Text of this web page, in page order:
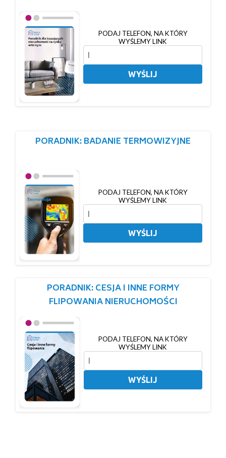
PODAJ TELEFON, NA KTÓRY
WYŚLEMY LINK
WYŚLIJ
PORADNIK: BADANIE TERMOWIZYJNE
PODAJ TELEFON, NA KTÓRY
WYŚLEMY LINK
WYŚLIJ
PORADNIK: CESJA I INNE FORMY
FLIPOWANIA NIERUCHOMOŚCI
PODAJ TELEFON, NA KTÓRY
WYŚLEMY LINK
WYŚLIJ